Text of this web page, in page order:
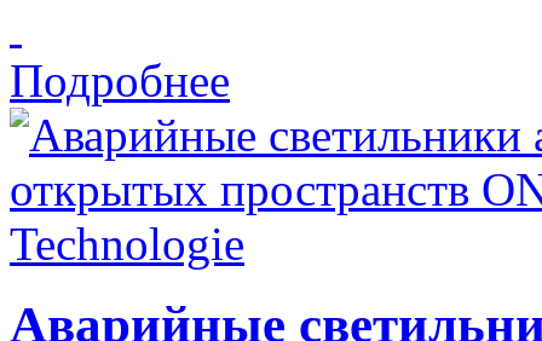
Подробнее
Аварийные